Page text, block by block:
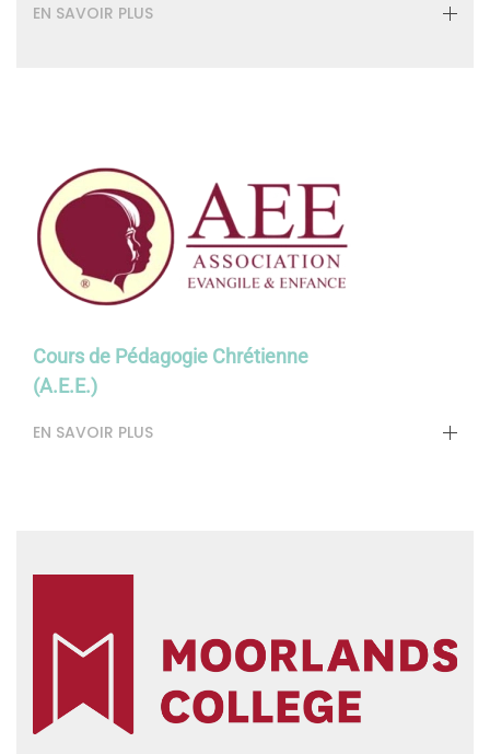
EN SAVOIR PLUS
Cours de Pédagogie Chrétienne
(A.E.E.)
EN SAVOIR PLUS